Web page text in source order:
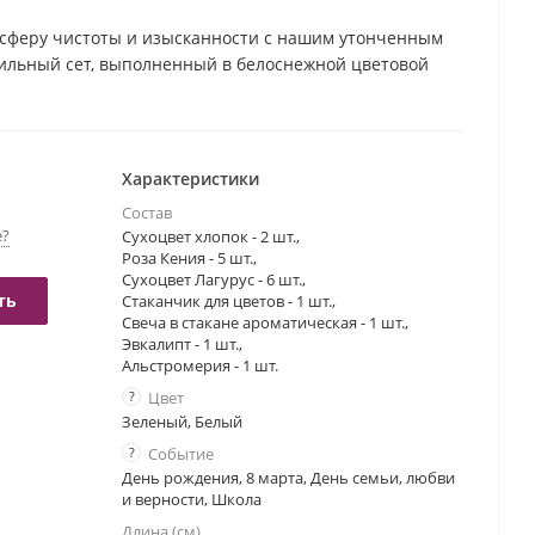
чистоты и изысканности с нашим утонченным
сет, выполненный в белоснежной цветовой
Белые розы и альстромерия создают нежную
выбор для подарка подруге или девушке,
и знаком внимания. Создайте атмосферу
набором . Закажите сейчас и подарите
настроения!
Характеристики
Состав
Сухоцвет хлопок - 2 шт.,
Роза Кения - 5 шт.,
Сухоцвет Лагурус - 6 шт.,
Стаканчик для цветов - 1 шт.,
Свеча в стакане ароматическая - 1 шт.,
Эвкалипт - 1 шт.,
Альстромерия - 1 шт.
?
Цвет
Зеленый, Белый
?
Событие
День рождения, 8 марта, День семьи, любви
и верности, Школа